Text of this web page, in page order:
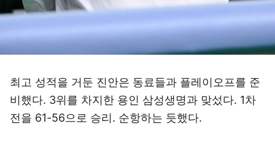
최고 성적을 거둔 진안은 동료들과 플레이오프를 준
비했다. 3위를 차지한 용인 삼성생명과 맞섰다. 1차
전을 61-56으로 승리. 순항하는 듯했다.